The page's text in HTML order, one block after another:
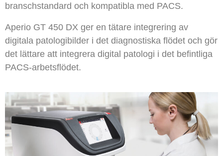
branschstandard och kompatibla med PACS.
Aperio GT 450 DX ger en tätare integrering av
digitala patologibilder i det diagnostiska flödet och gör
det lättare att integrera digital patologi i det befintliga
PACS-arbetsflödet.